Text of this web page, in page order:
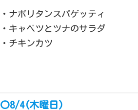
・ナポリタンスパゲッティ
・キャベツとツナのサラダ
・チキンカツ
〇8/4(木曜日)